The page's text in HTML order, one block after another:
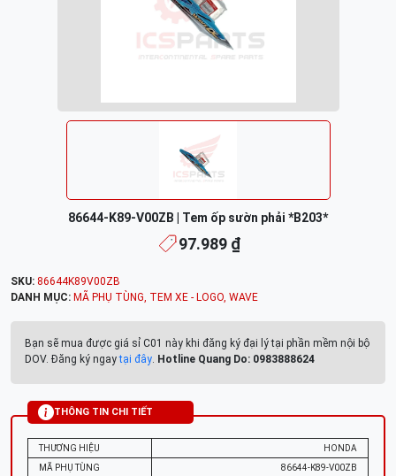
Tài khoản
86644-K89-V00ZB | Tem ốp sườn phải *B203*
97.989 ₫
SKU: 86644K89V00ZB
DANH MỤC: MÃ PHỤ TÙNG, TEM XE - LOGO, WAVE
Bạn sẽ mua được giá sỉ C01 này khi đăng ký đại lý tại phần mềm nội bộ
DOV. Đăng ký ngaytại đây. Hotline Quang Do: 0983888624
THÔNG TIN CHI TIẾT
THƯƠNG HIỆU
HONDA
MÃ PHỤ TÙNG
86644-K89-V00ZB